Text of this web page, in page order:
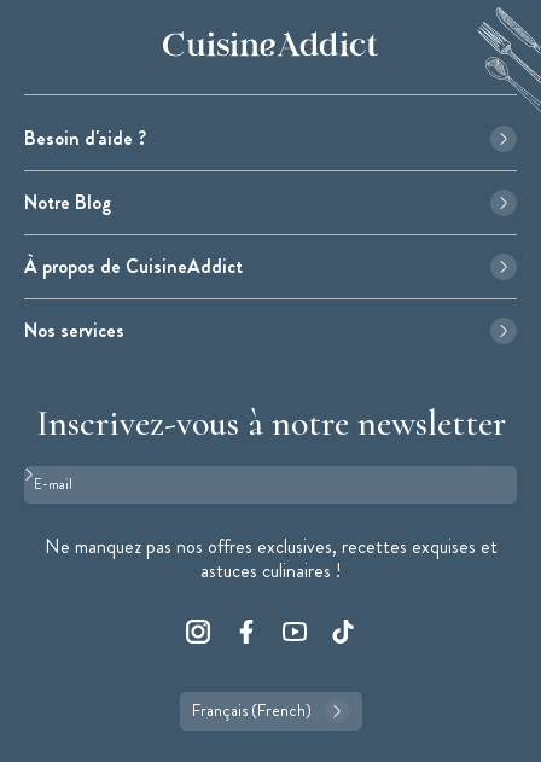
Besoin d'aide ?
Notre Blog
À propos de CuisineAddict
Nos services
Inscrivez-vous à notre newsletter
Format : adresse@email.com
Ne manquez pas nos offres exclusives, recettes exquises et
astuces culinaires !
Français (French)